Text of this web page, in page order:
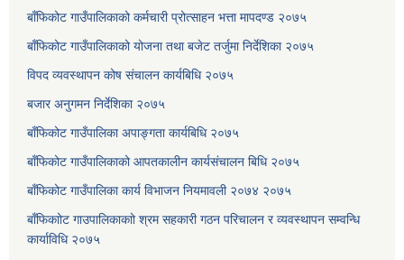
बाँफिकोट गाउँपालिकाको कर्मचारी प्रोत्साहन भत्ता मापदण्ड २०७५
बाँफिकोट गाउँपालिकाको योजना तथा बजेट तर्जुमा निर्देशिका २०७५
विपद व्यवस्थापन कोष संचालन कार्यबिधि २०७५
बजार अनुगमन निर्देशिका २०७५
बाँफिकोट गाउँपालिका अपाङ्गता कार्यबिधि २०७५
बाँफिकोट गाउँपालिकाको आपतकालीन कार्यसंचालन बिधि २०७५
बाँफिकोट गाउँपालिका कार्य विभाजन नियमावली २०७४ २०७५
बाँफिकाोट गाउपालिकाकाो श्रम सहकारी गठन परिचालन र व्यवस्थापन सम्वन्धि
कार्याविधि २०७५